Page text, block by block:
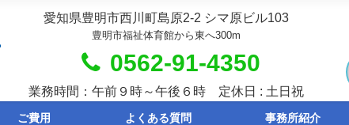
愛知県豊明市西川町島原2-2 シマ原ビル103
豊明市福祉体育館から東へ300m
0562-91-4350
業務時間：午前９時～午後６時 定休日 : 土日祝
ご費用 よくある質問 事務所紹介